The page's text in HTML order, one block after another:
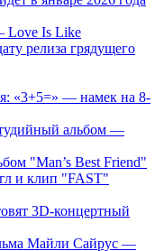
Love Is Like
релиза грядущего
«3+5=» — намек на 8-
альбом —
"Man’s Best Friend"
и клип "FAST"
3D-концертный
Майли Сайрус —